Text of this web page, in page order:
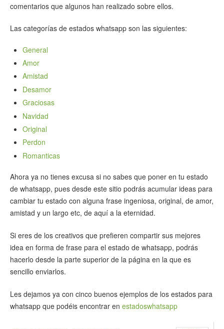
comentarios que algunos han realizado sobre ellos.
Las categorías de estados whatsapp son las siguientes:
General
Amor
Amistad
Desamor
Graciosas
Navidad
Original
Perdon
Romanticas
Ahora ya no tienes excusa si no sabes que poner en tu estado
de whatsapp, pues desde este sitio podrás acumular ideas para
cambiar tu estado con alguna frase ingeniosa, original, de amor,
amistad y un largo etc, de aquí a la eternidad.
Si eres de los creativos que prefieren compartir sus mejores
idea en forma de frase para el estado de whatsapp, podrás
hacerlo desde la parte superior de la página en la que es
sencillo enviarlos.
Les dejamos ya con cinco buenos ejemplos de los estados para
whatsapp que podéis encontrar en estadoswhatsapp